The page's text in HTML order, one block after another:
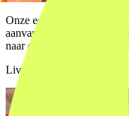
Onze eerlijke beoordeling:
aanvangsinvestering. Kijk
naar de vrijheid die je hebt
Livewall case